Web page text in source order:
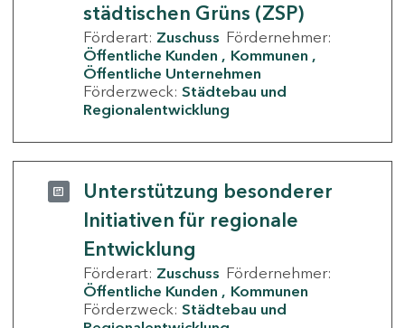
städtischen Grüns (ZSP)
Förderart: Zuschuss Fördernehmer:
Öffentliche Kunden
Kommunen
Öffentliche Unternehmen
Förderzweck: Städtebau und
Regionalentwicklung
Unterstützung besonderer
Initiativen für regionale
Entwicklung
Förderart: Zuschuss Fördernehmer:
Öffentliche Kunden
Kommunen
Förderzweck: Städtebau und